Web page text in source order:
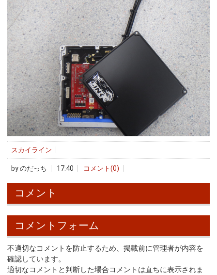
スカイライン
byのだっち 17:40 コメント(0)
コメント
コメントフォーム
不適切なコメントを防止するため、掲載前に管理者が内容を
確認しています。
適切なコメントと判断した場合コメントは直ちに表示されま